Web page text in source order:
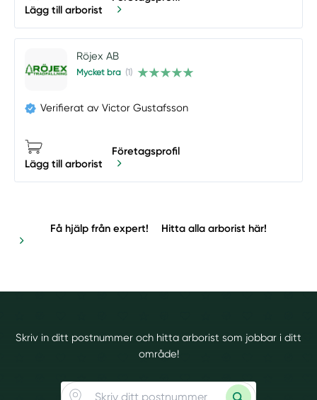
Lägg till arborist
Röjex AB
Mycket bra (1)
Verifierat av Victor Gustafsson
Lägg till arborist
Företagsprofil
Få hjälp från expert! Hitta alla arborist här!
Skriv in ditt postnummer och hitta arborist som jobbar i ditt
område!